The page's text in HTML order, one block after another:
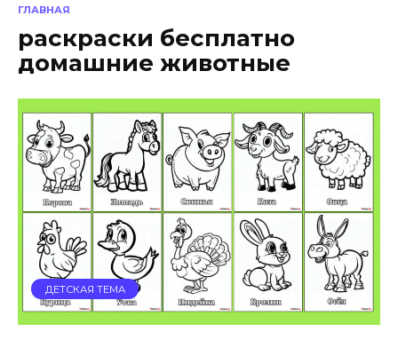
ГЛАВНАЯ
раскраски бесплатно
домашние животные
ДЕТСКАЯ ТЕМА